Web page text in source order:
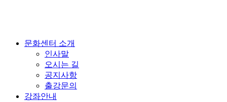
문화센터 소개
인사말
오시는 길
공지사항
출강문의
강좌안내